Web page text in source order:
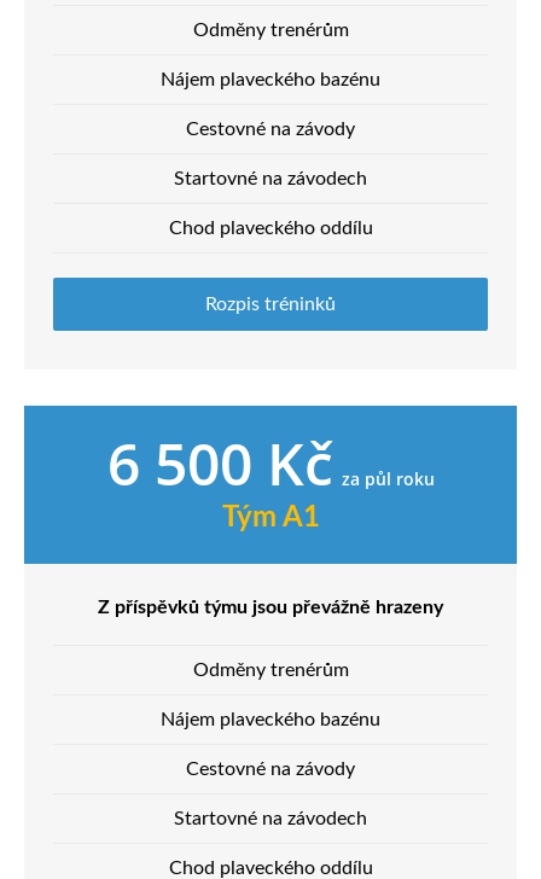
Odměny trenérům
Nájem plaveckého bazénu
Cestovné na závody
Startovné na závodech
Chod plaveckého oddílu
Rozpis tréninků
6 500 Kčza půl roku
Tým A1
Z příspěvků týmu jsou převážně hrazeny
Odměny trenérům
Nájem plaveckého bazénu
Cestovné na závody
Startovné na závodech
Chod plaveckého oddílu